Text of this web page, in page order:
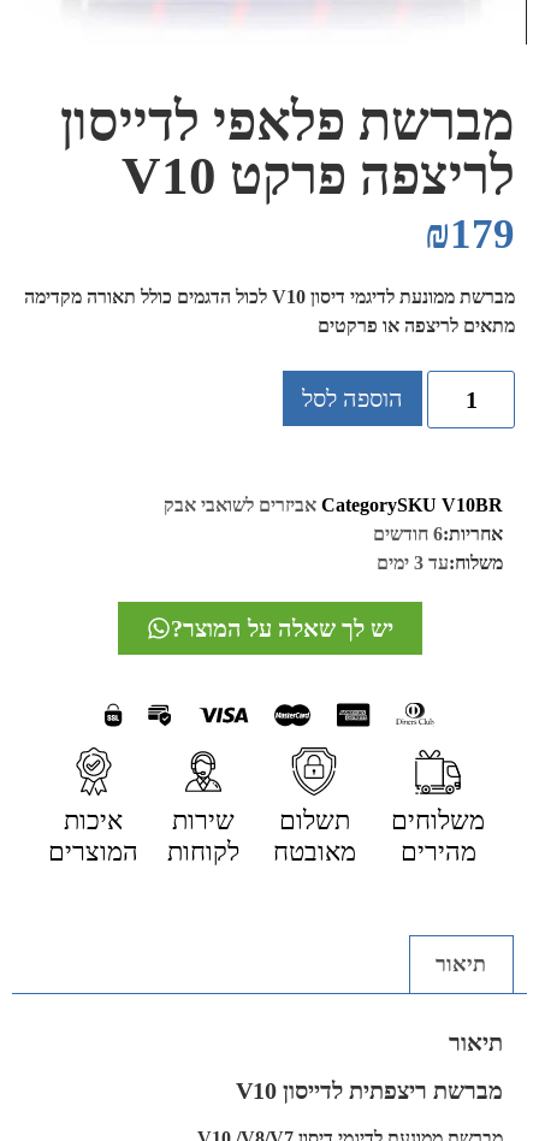
מברשת פלאפי לדייסון
לריצפה פרקט V10
₪179
מברשת ממונעת לדיגמי דיסון V10 לכול הדגמים כולל תאורה מקדימה
מתאים לריצפה או פרקטים
הוספה לסל
SKU V10BR
Category אביזרים לשואבי אבק
אחריות:6 חודשים
משלוח:עד 3 ימים
יש לך שאלה על המוצר?
משלוחים
מהירים
תשלום
מאובטח
שירות
לקוחות
איכות
המוצרים
תיאור
תיאור
מברשת ריצפתית לדייסון V10